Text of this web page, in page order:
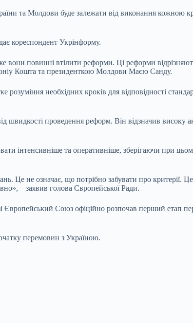
та Молдови буде залежати від виконання кожною
кореспондент Укрінформу.
вони повинні втілити реформи. Ці реформи
Кошта та президенткою Молдови Маєю Санду.
необхідних кроків для відповідності
швидкості проведення реформ. Він відзначив високу
інтенсивніше та оперативніше, зберігаючи при
Це не означає, що потрібно забувати про критерії.
– заявив голова Європейської Ради.
Союз офіційно розпочав перший етап
перемовин з Україною.